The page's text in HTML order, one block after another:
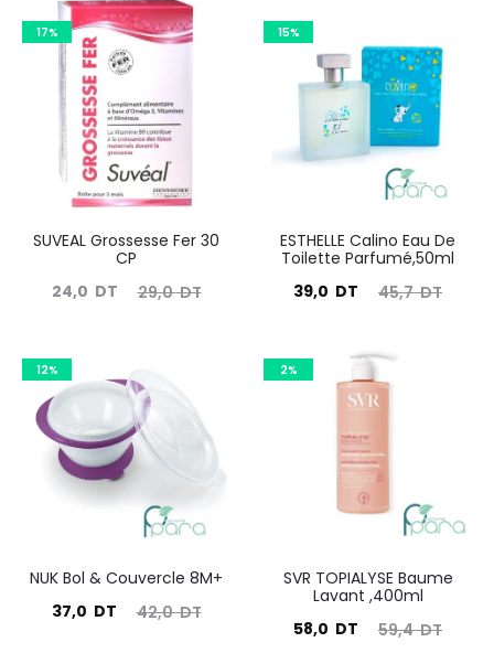
17%
SUVEAL Grossesse Fer 30
CP
29,0DT
Le
était :
29,0
DT.
24,0 DT
actuel
24,0
15%
ESTHELLE Calino Eau De
Toilette Parfumé,50ml
45,7DT
Le
initial
était :
DT.
39,0 DT
actuel
12%
NUK Bol & Couvercle 8M+
42,0DT
Le
37,0 DT
2%
SVR TOPIALYSE Baume
Lavant ,400ml
59,4DT
Le
58,0 DT